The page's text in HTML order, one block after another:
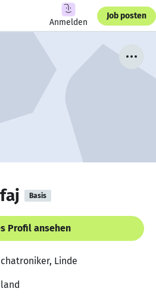
Anmelden
Job posten
Basis
Profil ansehen
Linde